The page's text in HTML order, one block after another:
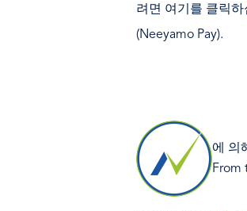
려면 여기를 클릭
(Neeyamo Pay).
이
미
지
에 의
From